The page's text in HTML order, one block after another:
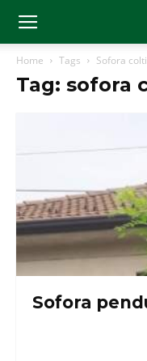
Home Tags Sofora
Tag: sofora
Sofora